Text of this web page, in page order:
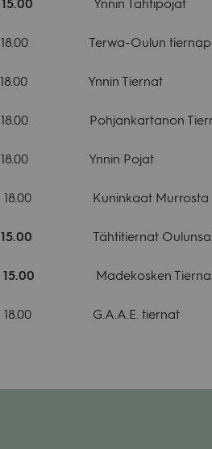
Ynnin Täh­ti­po­jat
Terwa-Oulun
Ynnin Tier­nat
Poh­jan­kar­ta­non
Ynnin Pojat
Kunin­kaat Mur­rosta
15.00 Täh­ti­tier­nat
Made­kos­ken
G.A.A.E. tier­nat